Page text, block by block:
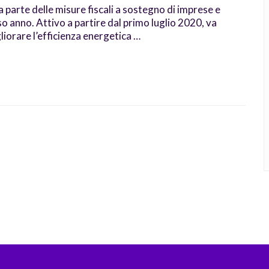
parte delle misure fiscali a sostegno di imprese e
anno. Attivo a partire dal primo luglio 2020, va
l’efficienza energetica …